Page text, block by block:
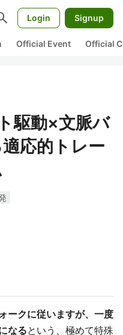
Login Signup
Official Event Official
駆動×文脈バ
応的トレー
ークに従いますが、一度
なるという、極めて特殊